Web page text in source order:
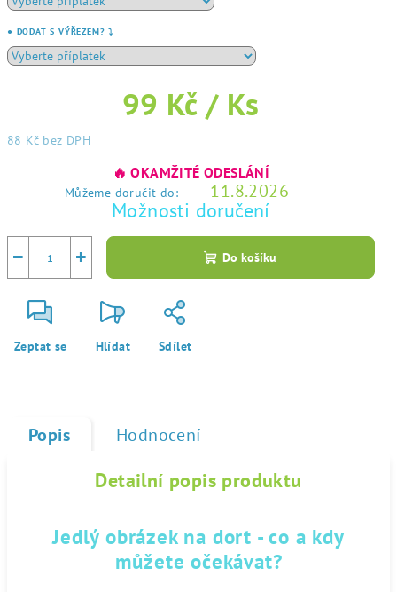
● DODAT S VÝŘEZEM? ⤵️
99 Kč / Ks
88 Kč bez DPH
🔥 OKAMŽITÉ ODESLÁNÍ
Můžeme doručit do: 11.8.2026
Možnosti doručení
+
− Do košíku
Zeptat se Hlídat Sdílet
Popis Hodnocení
Detailní popis produktu
Jedlý obrázek na dort - co a kdy
můžete očekávat?